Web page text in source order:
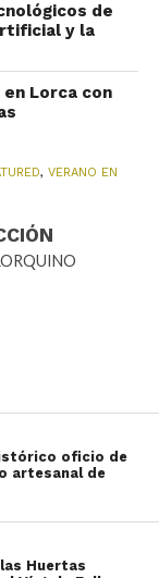
de
y la
en Lorca con
, VERANO EN
oficio de
artesanal de
Huertas